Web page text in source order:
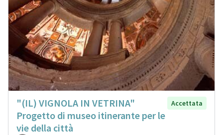
"(IL) VIGNOLA IN VETRINA"
Progetto di museo itinerante per le
vie della città
Accettata